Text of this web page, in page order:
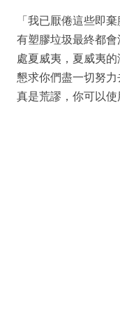
「我已厭倦這些即
有塑膠垃圾最終都
處夏威夷，夏威夷
懇求你們盡一切努
真是荒謬，你可以使